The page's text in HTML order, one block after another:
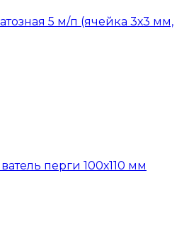
5 м/п (ячейка 3х3 мм,